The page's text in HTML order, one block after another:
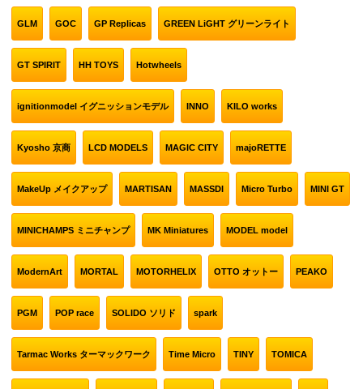
GLM GOC GP Replicas GREEN LiGHT グリーンライト
GT SPIRIT HH TOYS Hotwheels
ignitionmodel イグニッションモデル INNO KILO works
Kyosho 京商 LCD MODELS MAGIC CITY majoRETTE
MakeUp メイクアップ MARTISAN MASSDI Micro Turbo MINI GT
MINICHAMPS ミニチャンプ MK Miniatures MODEL model
ModernArt MORTAL MOTORHELIX OTTO オットー PEAKO
PGM POP race SOLIDO ソリド spark
Tarmac Works ターマックワーク Time Micro TINY TOMICA